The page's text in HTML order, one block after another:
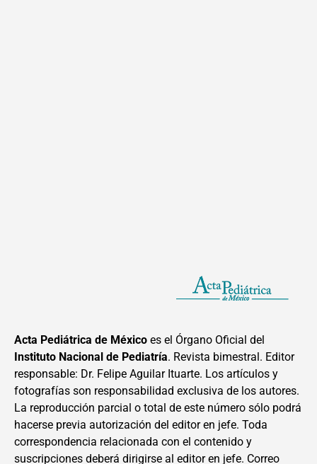
Acta Pediátrica de México es el Órgano Oficial del
Instituto Nacional de Pediatría. Revista bimestral. Editor
responsable: Dr. Felipe Aguilar Ituarte. Los artículos y
fotografías son responsabilidad exclusiva de los autores.
La reproducción parcial o total de este número sólo podrá
hacerse previa autorización del editor en jefe. Toda
correspondencia relacionada con el contenido y
suscripciones deberá dirigirse al editor en jefe. Correo